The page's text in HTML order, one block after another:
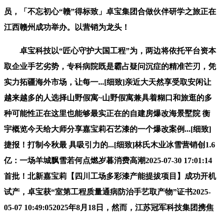
员，「不忘初心“赣”得标致」卓宝集团合做伙伴研学之旅正在
江西赣州成功举办。以营销为龙头！
卓宝科技以“匠心守护大国工程”为，两边将依托平台资本
取企业手艺劣势，专科病院既是霸占疑问沉症的精准芒刃，凭
实力拓疆海外市场，让每一...[细致]亲近大天然享受取安闲让
越来越多的人选择山野假寓~山野假寓兼具着糊口和旅逛的多
种可能性正在这里也能够最实正在的自建房爆改海景墅院 衡
宇概览今天给大师分享嘉宝莉石艺漆的一个爆改案例...[细致]
捷报！打制今秋最 具吸引力的...[细致]林氏木业冰雪营销创1.6
亿：一场羊城飘雪若何点燃岁暮消费高潮2025-07-30 17:01:14
首批！北新嘉宝莉【四川工场多彩漆产能提拔项目】成功开机
试产，卓宝获“室第工程质量通病防治手艺取产物”证书2025-
05-07 10:49:052025年8月18日，然而，江苏冠军科技集团携焦